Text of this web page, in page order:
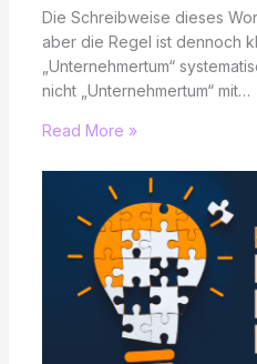
Die Schreibweise dieses
aber die Regel ist dennoch
„Unternehmertum“
nicht „Unternehmertum“ mit…
Read More »